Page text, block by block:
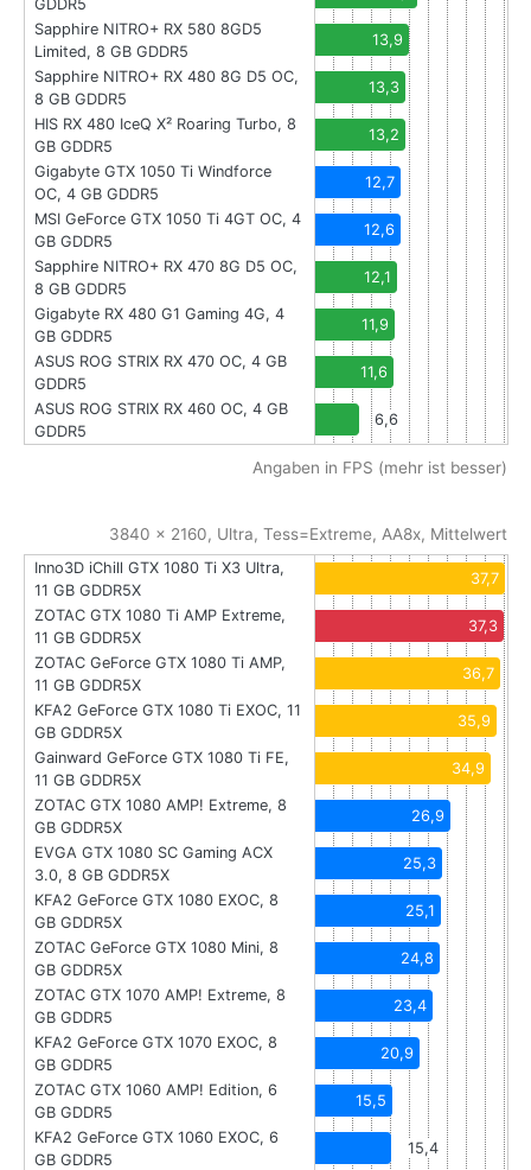
GDDR5
Sapphire NITRO+ RX 580 8GD5
Limited, 8 GB GDDR5
13,9
Sapphire NITRO+ RX 480 8G D5 OC,
8 GB GDDR5
13,3
HIS RX 480 IceQ X² Roaring Turbo, 8
GB GDDR5
13,2
Gigabyte GTX 1050 Ti Windforce
OC, 4 GB GDDR5
12,7
MSI GeForce GTX 1050 Ti 4GT OC, 4
GB GDDR5
12,6
Sapphire NITRO+ RX 470 8G D5 OC,
8 GB GDDR5
12,1
Gigabyte RX 480 G1 Gaming 4G, 4
GB GDDR5
11,9
ASUS ROG STRIX RX 470 OC, 4 GB
GDDR5
11,6
ASUS ROG STRIX RX 460 OC, 4 GB
GDDR5
6,6
Angaben in FPS (mehr ist besser)
3840 x 2160, Ultra, Tess=Extreme, AA8x, Mittelwert
Inno3D iChill GTX 1080 Ti X3 Ultra,
11 GB GDDR5X
37,7
ZOTAC GTX 1080 Ti AMP Extreme,
11 GB GDDR5X
37,3
ZOTAC GeForce GTX 1080 Ti AMP,
11 GB GDDR5X
36,7
KFA2 GeForce GTX 1080 Ti EXOC, 11
GB GDDR5X
35,9
Gainward GeForce GTX 1080 Ti FE,
11 GB GDDR5X
34,9
ZOTAC GTX 1080 AMP! Extreme, 8
GB GDDR5X
26,9
EVGA GTX 1080 SC Gaming ACX
3.0, 8 GB GDDR5X
25,3
KFA2 GeForce GTX 1080 EXOC, 8
GB GDDR5X
25,1
ZOTAC GeForce GTX 1080 Mini, 8
GB GDDR5X
24,8
ZOTAC GTX 1070 AMP! Extreme, 8
GB GDDR5
23,4
KFA2 GeForce GTX 1070 EXOC, 8
GB GDDR5
20,9
ZOTAC GTX 1060 AMP! Edition, 6
GB GDDR5
15,5
KFA2 GeForce GTX 1060 EXOC, 6
GB GDDR5
15,4